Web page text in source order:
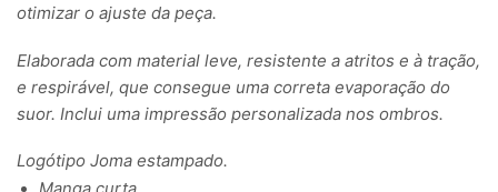
otimizar o ajuste da peça.
Elaborada com material leve, resistente a atritos e à tração,
e respirável, que consegue uma correta evaporação do
suor. Inclui uma impressão personalizada nos ombros.
Logótipo Joma estampado.